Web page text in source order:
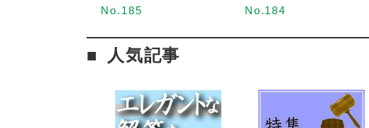
No.185
No.184
人気記事